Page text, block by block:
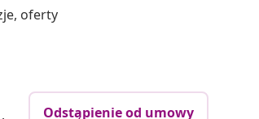
oferty
Odstąpienie od umowy